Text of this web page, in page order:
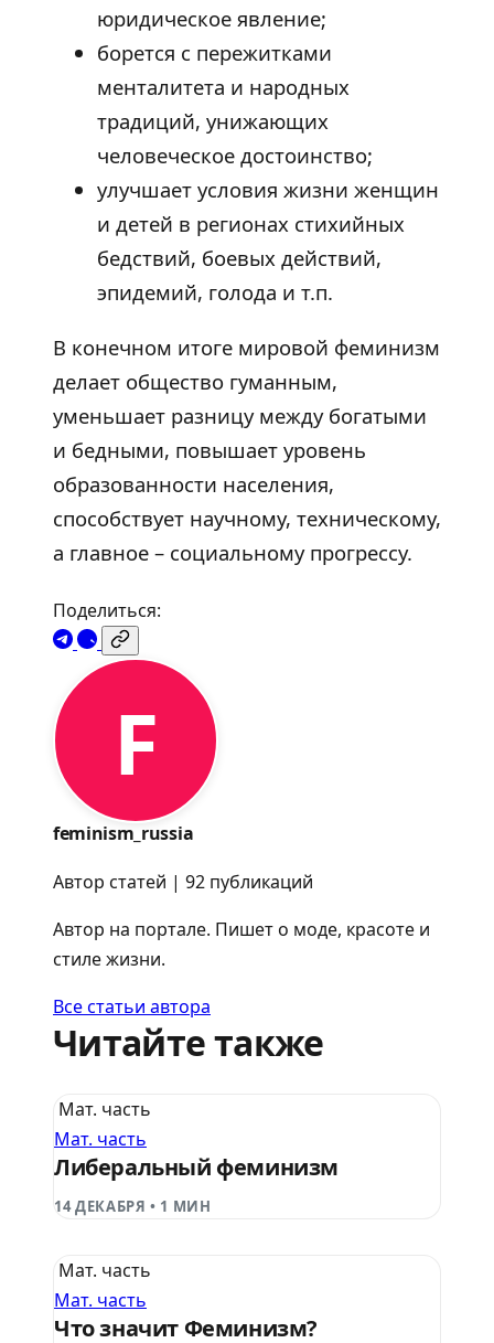
юридическое явление;
борется с пережитками
менталитета и народных
традиций, унижающих
человеческое достоинство;
улучшает условия жизни женщин
и детей в регионах стихийных
бедствий, боевых действий,
эпидемий, голода и т.п.
В конечном итоге мировой феминизм
делает общество гуманным,
уменьшает разницу между богатыми
и бедными, повышает уровень
образованности населения,
способствует научному, техническому,
а главное – социальному прогрессу.
Поделиться:
F
feminism_russia
Автор статей | 92 публикаций
Автор на портале. Пишет о моде, красоте и
стиле жизни.
Все статьи автора
Читайте также
Мат. часть
Мат. часть
Либеральный феминизм
14 ДЕКАБРЯ • 1 МИН
Мат. часть
Мат. часть
Что значит Феминизм?